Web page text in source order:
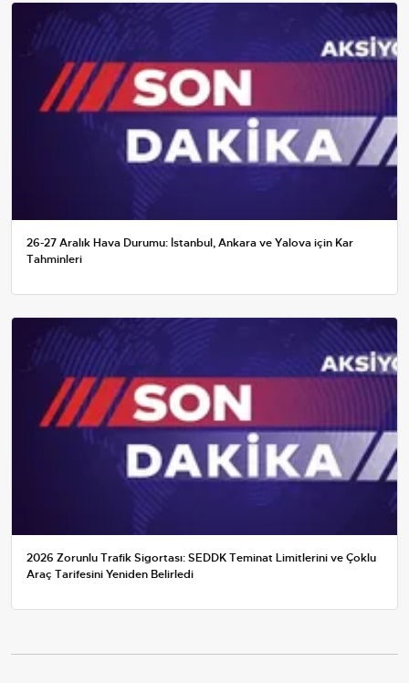
26-27 Aralık Hava Durumu: İstanbul, Ankara ve Yalova için Kar
Tahminleri
2026 Zorunlu Trafik Sigortası: SEDDK Teminat Limitlerini ve Çoklu
Araç Tarifesini Yeniden Belirledi